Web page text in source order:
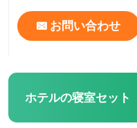
お問い合わせ
ホテルの寝室セット